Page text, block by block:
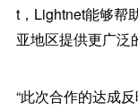
t，Lightnet能够帮
亚地区提供更广泛
“此次合作的达成